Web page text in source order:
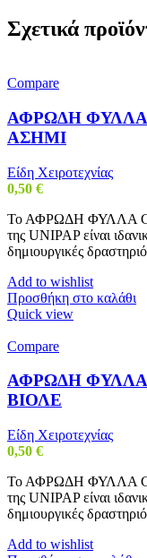
Σχετικά
Compare
ΑΦΡΩΔΗ ΦΥΛΛΑ
ΑΣΗΜΙ
Είδη Χειροτεχνίας
0,50 €
Το ΑΦΡΩΔΗ ΦΥΛΛΑ
της UNIPAP είναι
δημιουργικές
Add to wishlist
Προσθήκη στο καλάθι
Quick view
Compare
ΑΦΡΩΔΗ ΦΥΛΛΑ
ΒΙΟΛΕ
Είδη Χειροτεχνίας
0,50 €
Το ΑΦΡΩΔΗ ΦΥΛΛΑ
της UNIPAP είναι
δημιουργικές
Add to wishlist